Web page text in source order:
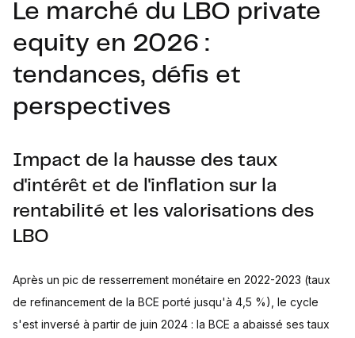
Le marché du LBO private
equity en 2026 :
tendances, défis et
perspectives
Impact de la hausse des taux
d'intérêt et de l'inflation sur la
rentabilité et les valorisations des
LBO
Après un pic de resserrement monétaire en 2022-2023 (taux
de refinancement de la BCE porté jusqu'à 4,5 %), le cycle
s'est inversé à partir de juin 2024 : la BCE a abaissé ses taux